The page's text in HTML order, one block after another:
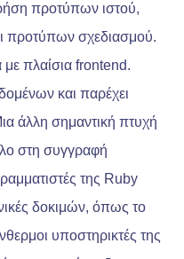
προτύπων ιστού,
προτύπων σχεδιασμού.
πλαίσια frontend.
και παρέχει
άλλη σημαντική πτυχή
στη συγγραφή
της Ruby
δοκιμών, όπως το
υποστηρικτές της